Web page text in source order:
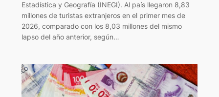
Estadística y Geografía (INEGI). Al país llegaron 8,83
millones de turistas extranjeros en el primer mes de
2026, comparado con los 8,03 millones del mismo
lapso del año anterior, según…